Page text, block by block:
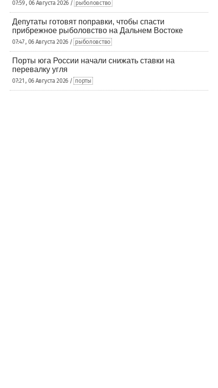
07:59 , 06 Августа 2026 / рыболовство
Депутаты готовят поправки, чтобы спасти
прибрежное рыболовство на Дальнем Востоке
07:47 , 06 Августа 2026 / рыболовство
Порты юга России начали снижать ставки на
перевалку угля
07:21 , 06 Августа 2026 / порты